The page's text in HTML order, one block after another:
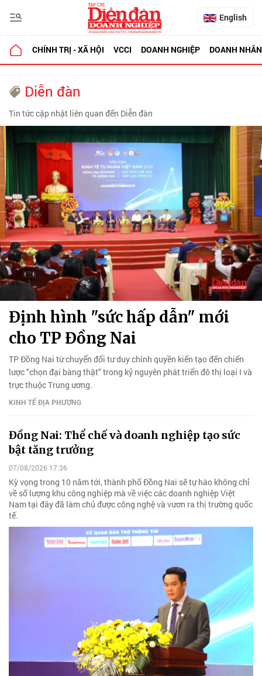
English
CHÍNH TRỊ - XÃ HỘI VCCI DOANH NGHIỆP DOANH NHÂN
Diễn đàn
Tin tức cập nhật liên quan đến Diễn đàn
Định hình "sức hấp dẫn" mới
cho TP Đồng Nai
TP Đồng Nai từ chuyển đổi tư duy chính quyền kiến tạo đến chiến
lược "chọn đại bàng thật" trong kỷ nguyên phát triển đô thị loại I và
trực thuộc Trung ương.
KINH TẾ ĐỊA PHƯƠNG
Đồng Nai: Thể chế và doanh nghiệp tạo sức
bật tăng trưởng
07/08/2026 17:36
Kỳ vọng trong 10 năm tới, thành phố Đồng Nai sẽ tự hào không chỉ
về số lượng khu công nghiệp mà về việc các doanh nghiệp Việt
Nam tại đây đã làm chủ được công nghệ và vươn ra thị trường quốc
tế.